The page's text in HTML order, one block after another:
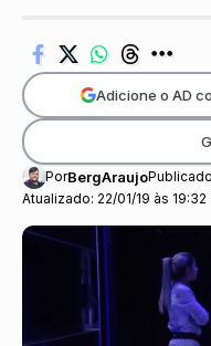
Atualizado: 22/01/19 às 19:32
PorBergAraujo
Adicione o AD